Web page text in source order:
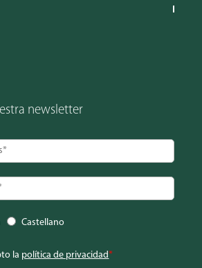
newsletter
Castellano
la política de privacidad*